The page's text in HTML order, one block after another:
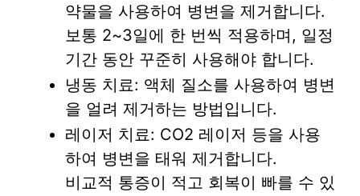
약물을 사용하여 병변을 제거합니다.
보통 2~3일에 한 번씩 적용하며, 일정
기간 동안 꾸준히 사용해야 합니다.
냉동 치료: 액체 질소를 사용하여 병변
을 얼려 제거하는 방법입니다.
레이저 치료: CO2 레이저 등을 사용
하여 병변을 태워 제거합니다.
비교적 통증이 적고 회복이 빠를 수 있